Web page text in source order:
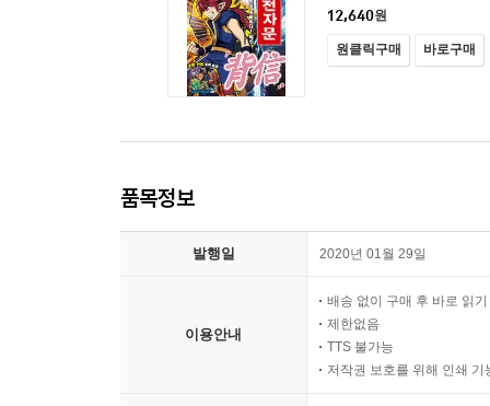
12,640원
원클릭구매 바로구매
품목정보
발행일 2020년 01월 29일
이용안내
배송 없이 구매 후 바로 읽기
제한없음
TTS 불가능
저작권 보호를 위해 인쇄 기